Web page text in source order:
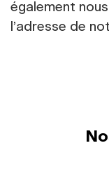
également
l’adresse de